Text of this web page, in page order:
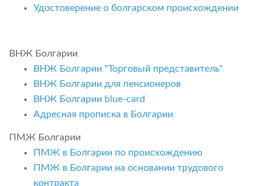
Удостоверение о болгарском происхождении
ВНЖ Болгарии
ВНЖ Болгарии "Торговый представитель"
ВНЖ Болгарии для пенсионеров
ВНЖ Болгарии blue-card
Адресная прописка в Болгарии
ПМЖ Болгарии
ПМЖ в Болгарии по происхождению
ПМЖ в Болгарии на основании трудового
контракта